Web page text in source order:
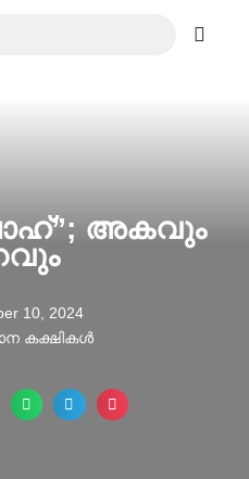
അകവും
10, 2024
കക്ഷികൾ